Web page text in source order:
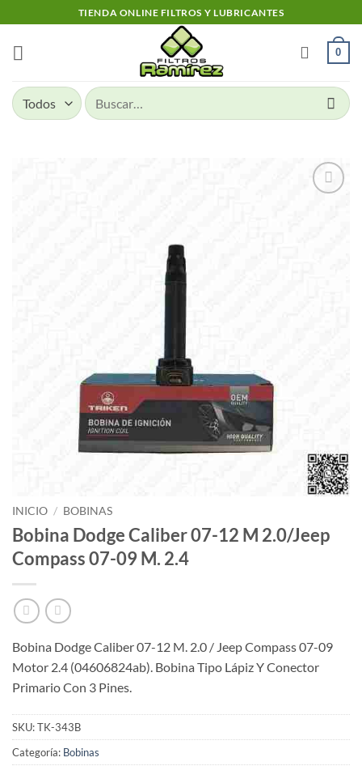
to
content
TIENDA ONLINE FILTROS Y LUBRICANTES
0
Buscar
por:
INICIO / BOBINAS
Bobina Dodge Caliber 07-12 M 2.0/Jeep
Compass 07-09 M. 2.4
Bobina Dodge Caliber 07-12 M. 2.0 / Jeep Compass 07-09
Motor 2.4 (04606824ab). Bobina Tipo Lápiz Y Conector
Primario Con 3 Pines.
SKU:TK-343B
Categoría: Bobinas